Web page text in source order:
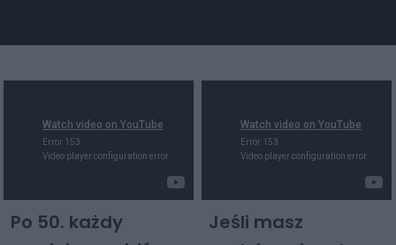
Po 50. każdy
Jeśli masz